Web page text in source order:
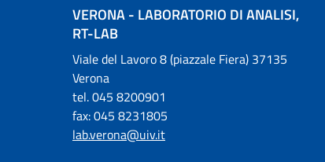
VERONA - LABORATORIO DI ANALISI,
RT-LAB
Viale del Lavoro 8 (piazzale Fiera) 37135
Verona
tel. 045 8200901
fax: 045 8231805
lab.verona@uiv.it